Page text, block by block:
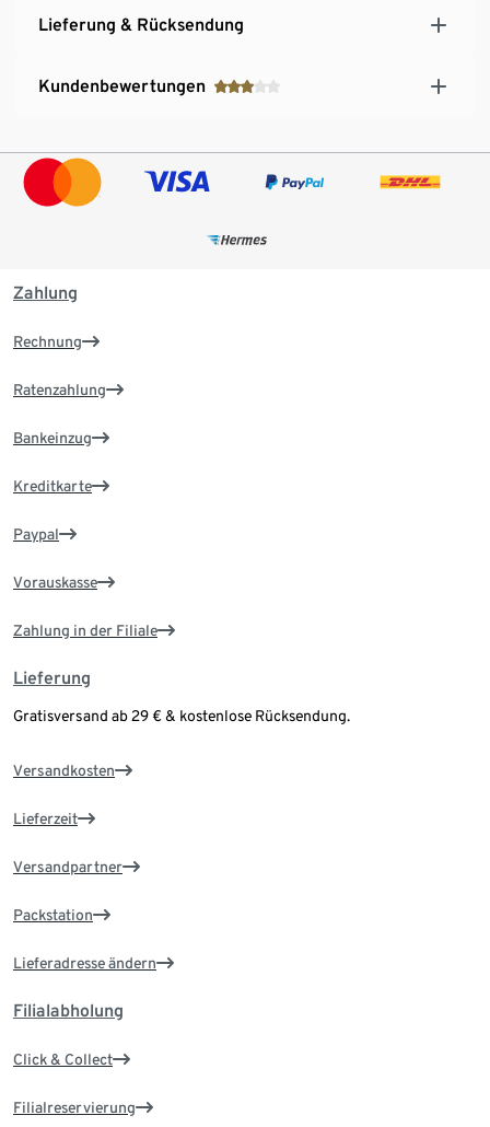
Lieferung & Rücksendung
Kundenbewertungen
Zahlung
Rechnung
Ratenzahlung
Bankeinzug
Kreditkarte
Paypal
Vorauskasse
Zahlung in der Filiale
Lieferung
Gratisversand ab 29 € & kostenlose Rücksendung.
Versandkosten
Lieferzeit
Versandpartner
Packstation
Lieferadresse ändern
Filialabholung
Click & Collect
Filialreservierung